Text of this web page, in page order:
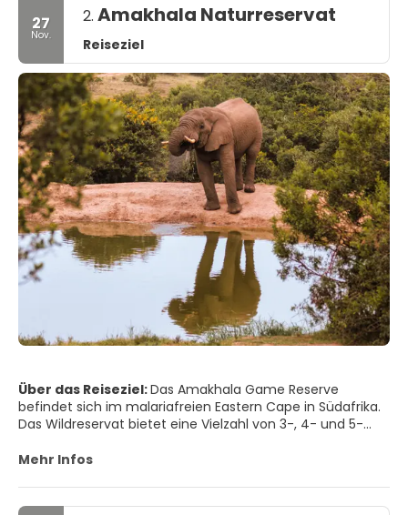
27
Nov.
2. Amakhala Naturreservat
Reiseziel
Über das Reiseziel:Das Amakhala Game Reserve
befindet sich im malariafreien Eastern Cape in Südafrika.
Das Wildreservat bietet eine Vielzahl von 3-, 4- und 5-
werden. Das private Wildreservat bietet den Gästen
Einrichtungen, bestehend aus restaurierten Landhäusern,
Safari-Lodges und Zeltlagern, die in verschiedenen
Mehr Infos